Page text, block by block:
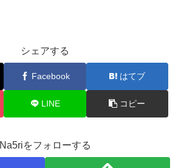
シェアする
Facebook はてブ
LINE コピー
Na5riをフォローする